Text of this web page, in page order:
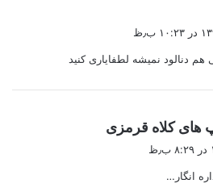
هم دنالود نمیشه لطفایاری کنید
های کلاه قرمزی
انگار…